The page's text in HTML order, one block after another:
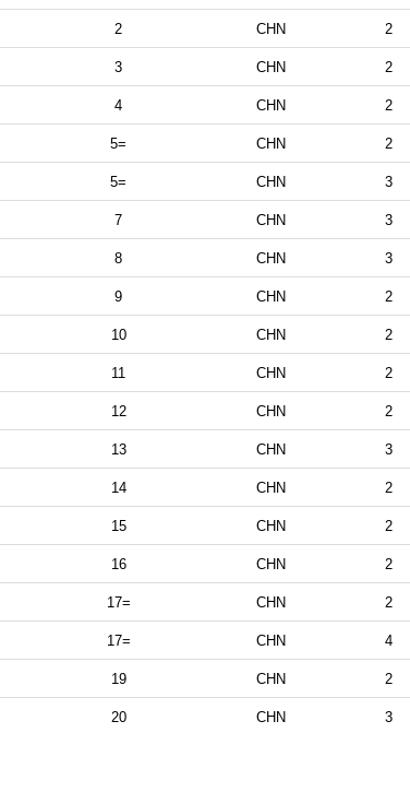
2 CHN 2
3 CHN 2
4 CHN 2
5= CHN 2
5= CHN 3
7 CHN 3
8 CHN 3
9 CHN 2
10 CHN 2
11 CHN 2
12 CHN 2
13 CHN 3
14 CHN 2
15 CHN 2
16 CHN 2
17= CHN 2
17= CHN 4
19 CHN 2
20 CHN 3